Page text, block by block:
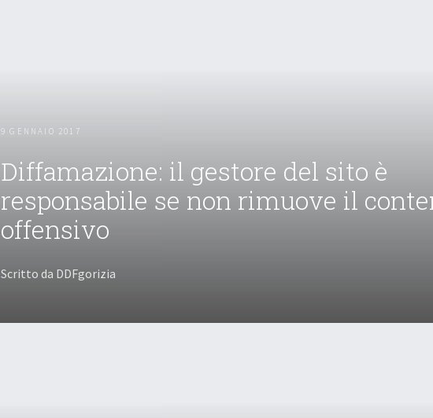
9 GENNAIO 2017
Diffamazione: il gestore del sito è
responsabile se non rimuove il
offensivo
Scritto da DDFgorizia